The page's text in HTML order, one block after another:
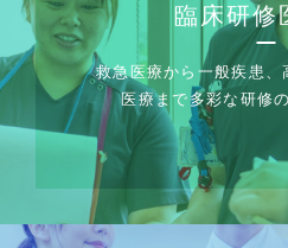
臨床研修
救急医療から一般疾患
医療まで多彩な研修